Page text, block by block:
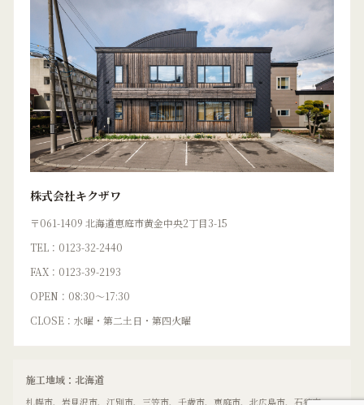
株式会社キクザワ
〒061-1409 北海道恵庭市黄金中央2丁目3-15
TEL：0123-32-2440
FAX：0123-39-2193
OPEN：08:30〜17:30
CLOSE：水曜・第二土日・第四火曜
施工地域：北海道
札幌市、岩見沢市、江別市、三笠市、千歳市、恵庭市、北広島市、石狩市、